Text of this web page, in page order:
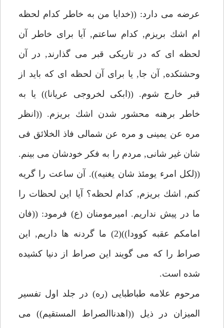
عرضه مى دارد: ((خدايا من به خاطر كدام لحظه
ام اشك بريزم, كدام ساعتم, آيا براى خاطر آن
لحظه اى كه در تاريكى قبر مى گذارند, در آن
وحشتكده, آن جا, يا براى آن لحظه اى كه بايد از
قبر خارج شوم. ((ابكى لخروجى عريانا)) يا به
خاطر برهنه محشور شدن اشك بريزم. ((انظر
مره عن يمينى و مره عن شمالى فاذ الخلائق فى
شان غير شانى, مردم را به فكر خودشان مى بينم.
((لكل امرء يومئذ شان يغنيه)). آن ساعت را گريه
كنم, اشك بريزم, كدام لحظه؟ آيا اين لحظات را
ما در پيش نداريم. اميرمومنان (ع) فرمود: ((فان
امامكم عقبه كوودا))(2) ما گردنه ها داريم, اين
صراط را كه مى گويند اين صراط از دنيا كشيده
شده است.
مرحوم علامه طباطبايى (ره) در جلد اول تفسير
الميزان در ذيل ((اهدناالصراط المستقيم)) مى